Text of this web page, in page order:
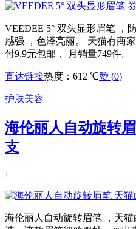
VEEDEE 5° 双头显形眉笔 ，
感强 ，色泽亮丽。 天猫有商
付9.9元包邮， 月销量749件。
直达链接热度：612 ℃赞 (0)
护肤美容
海伦丽人自动旋转
支
1
海伦丽人自动旋转眉笔 ，天